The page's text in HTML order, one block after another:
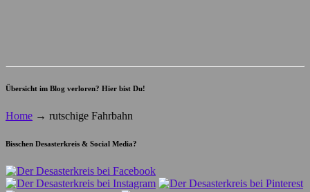
Übersicht im Blog verloren? Hier bist Du!
Home → rutschige Fahrbahn
Bisschen Desasterkreis & Social Media?